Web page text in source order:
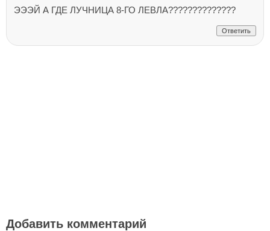
ЭЭЭЙ А ГДЕ ЛУЧНИЦА 8-ГО ЛЕВЛА??????????????
Ответить
Добавить комментарий